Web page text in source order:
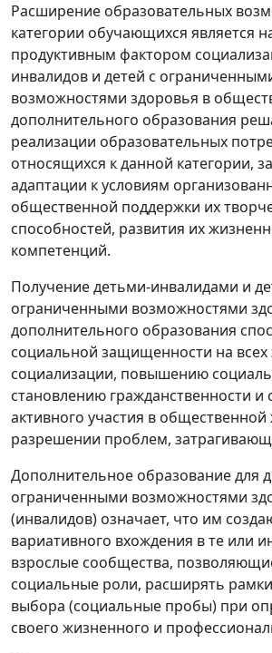
Расширение образовательных
категории обучающихся является
продуктивным фактором
инвалидов и детей с
возможностями здоровья в
дополнительного образования
реализации образовательных
относящихся к данной категории,
адаптации к условиям
общественной поддержки их
способностей, развития их
компетенций.
Получение детьми-инвалидами и
ограниченными возможностями
дополнительного образования
социальной защищенности на всех
социализации, повышению
становлению гражданственности и
активного участия в
разрешении проблем,
Дополнительное образование для
ограниченными возможностями
(инвалидов) означает, что им
вариативного вхождения в те или
взрослые сообщества,
социальные роли, расширять
выбора (социальные пробы) при
своего жизненного и